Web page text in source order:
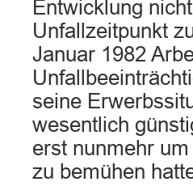
Entwicklung
Unfallzeitpunkt
Januar 1982
seine
wesentlich
erst nunmehr
zu bemühen